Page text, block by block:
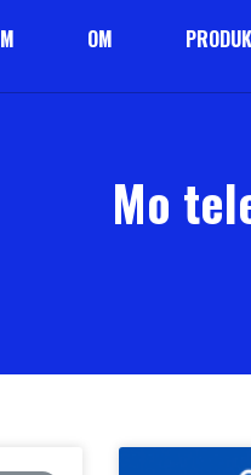
OM
Mo